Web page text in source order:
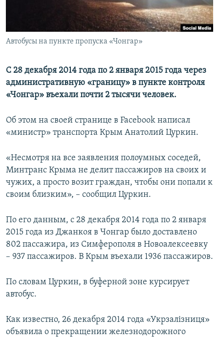
ПОБЕДИТЕЛЕЙ НЕ СУДЯТ?
КРЫМ.НЕПОКОРЕННЫЙ
ELIFBE
Все сайты RFE/RL
Автобусы на пункте пропуска «Чонгар»
С 28 декабря 2014 года по 2 января 2015 года через
административную «​границу»​ в пункте контроля
«Чонгар» въехали почти 2 тысячи человек.
Об этом на своей странице в Facebook написал
«министр» транспорта Крым Анатолий Цуркин.
«Несмотря на все заявления полоумных соседей,
Минтранс Крыма не делит пассажиров на своих и
чужих, а просто возит граждан, чтобы они попали к
своим близким», – сообщил Цуркин.
По его данным, с 28 декабря 2014 года по 2 января
2015 года из Джанкоя в Чонгар было доставлено
802 пассажира, из Симферополя в Новоалексеевку
– 937 пассажиров. В Крым въехали 1936 пассажиров.
По словам Цуркин, в буферной зоне курсирует
автобус.
Как известно, 26 декабря 2014 года «Укрзалізниця»
объявила о прекращении железнодорожного